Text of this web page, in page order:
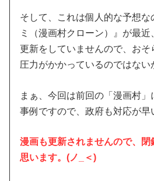
そして、これは個人的な予想な
ミ（漫画村クローン）』が最
更新をしていませんので、お
圧力がかかっているのではない
まぁ、今回は前回の「漫画村
事例ですので、政府も対応が早
漫画も更新されませんので、閉
思います。(ノ_＜)